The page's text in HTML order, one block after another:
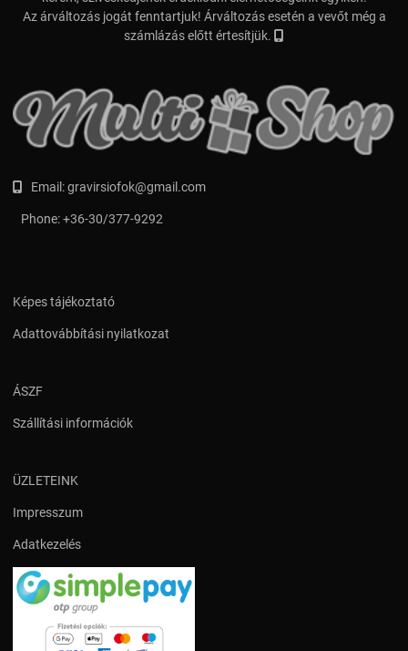
Az árváltozás jogát fenntartjuk! Árváltozás esetén a vevőt még a
számlázás előtt értesítjük.
Email:gravirsiofok@gmail.com
Phone:+36-30/377-9292
Képes tájékoztató
Adattovábbítási nyilatkozat
ÁSZF
Szállítási információk
ÜZLETEINK
Impresszum
Adatkezelés